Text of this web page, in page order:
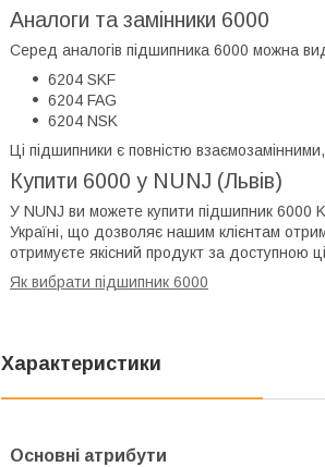
Аналоги та замінники 6000
Серед аналогів підшипника 6000 можна
6204 SKF
6204 FAG
6204 NSK
Ці підшипники є повністю
Купити 6000 у NUNJ (Львів)
У NUNJ ви можете купити підшипник 6000
Україні, що дозволяє нашим клієнтам
отримуєте якісний продукт за доступною
Як вибрати підшипник 6000
Характеристики
Основні атрибути